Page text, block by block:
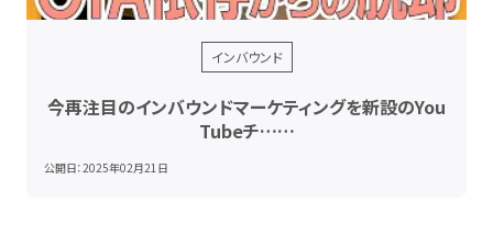
インバウンド
今再注目のインバウンドマーケティングを新設のYou
Tubeチ……
公開日：2025年02月21日